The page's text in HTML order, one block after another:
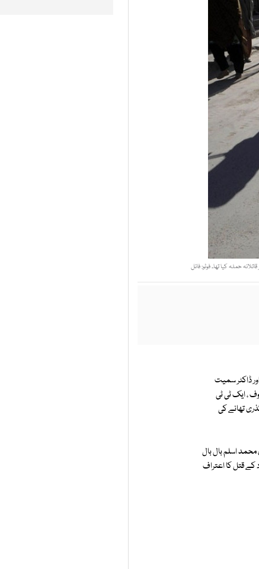
ڈاکٹر سمیت
، ایک ٹی ٹی
پولیس نے دعویٰ کیا ہے کہ ملزم اعجاز گورچانی اور اسکے ساتھیوں نے2006 میں گذری تھانے کی
اسلم بال بال
نے دعویٰ کیا ہے کہ گرفتار ملزم اعجاز گورچانی نے ابتدائی تفتیش کے دوران ایک ڈاکٹر سمیت 8افراد کے قتل کا اعتراف